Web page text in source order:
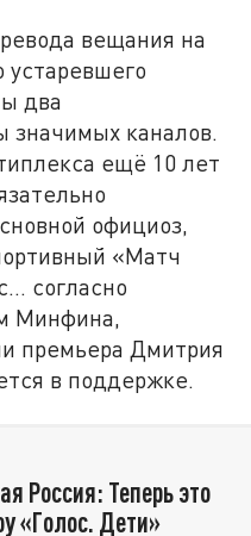
вещания на
два
значимых каналов.
ещё 10 лет
официоз,
«Матч
согласно
Минфина,
премьера Дмитрия
в поддержке.
Россия: Теперь это
«Голос. Дети»